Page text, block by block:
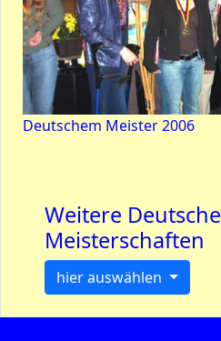
Deutschem Meister 2006
Weitere Deutsche
Meisterschaften
hier auswählen